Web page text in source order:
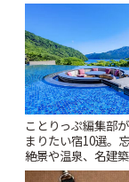
ことりっぷ編集部
まりたい宿10選。
絶景や温泉、名建
りっぷ